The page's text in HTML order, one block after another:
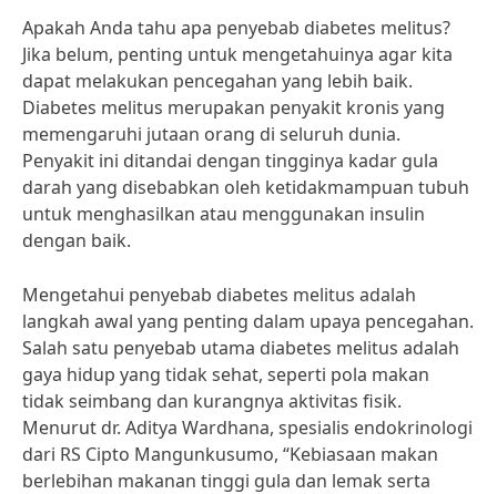
Apakah Anda tahu apa penyebab diabetes melitus?
Jika belum, penting untuk mengetahuinya agar kita
dapat melakukan pencegahan yang lebih baik.
Diabetes melitus merupakan penyakit kronis yang
memengaruhi jutaan orang di seluruh dunia.
Penyakit ini ditandai dengan tingginya kadar gula
darah yang disebabkan oleh ketidakmampuan tubuh
untuk menghasilkan atau menggunakan insulin
dengan baik.
Mengetahui penyebab diabetes melitus adalah
langkah awal yang penting dalam upaya pencegahan.
Salah satu penyebab utama diabetes melitus adalah
gaya hidup yang tidak sehat, seperti pola makan
tidak seimbang dan kurangnya aktivitas fisik.
Menurut dr. Aditya Wardhana, spesialis endokrinologi
dari RS Cipto Mangunkusumo, “Kebiasaan makan
berlebihan makanan tinggi gula dan lemak serta